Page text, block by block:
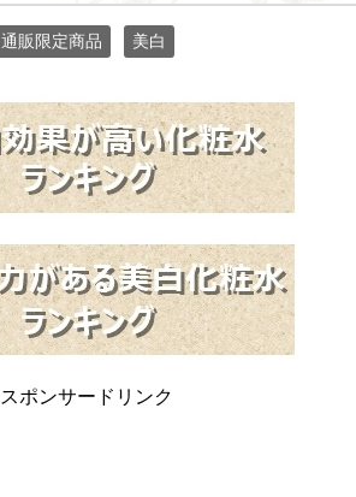
通販限定商品 美白
スポンサードリンク